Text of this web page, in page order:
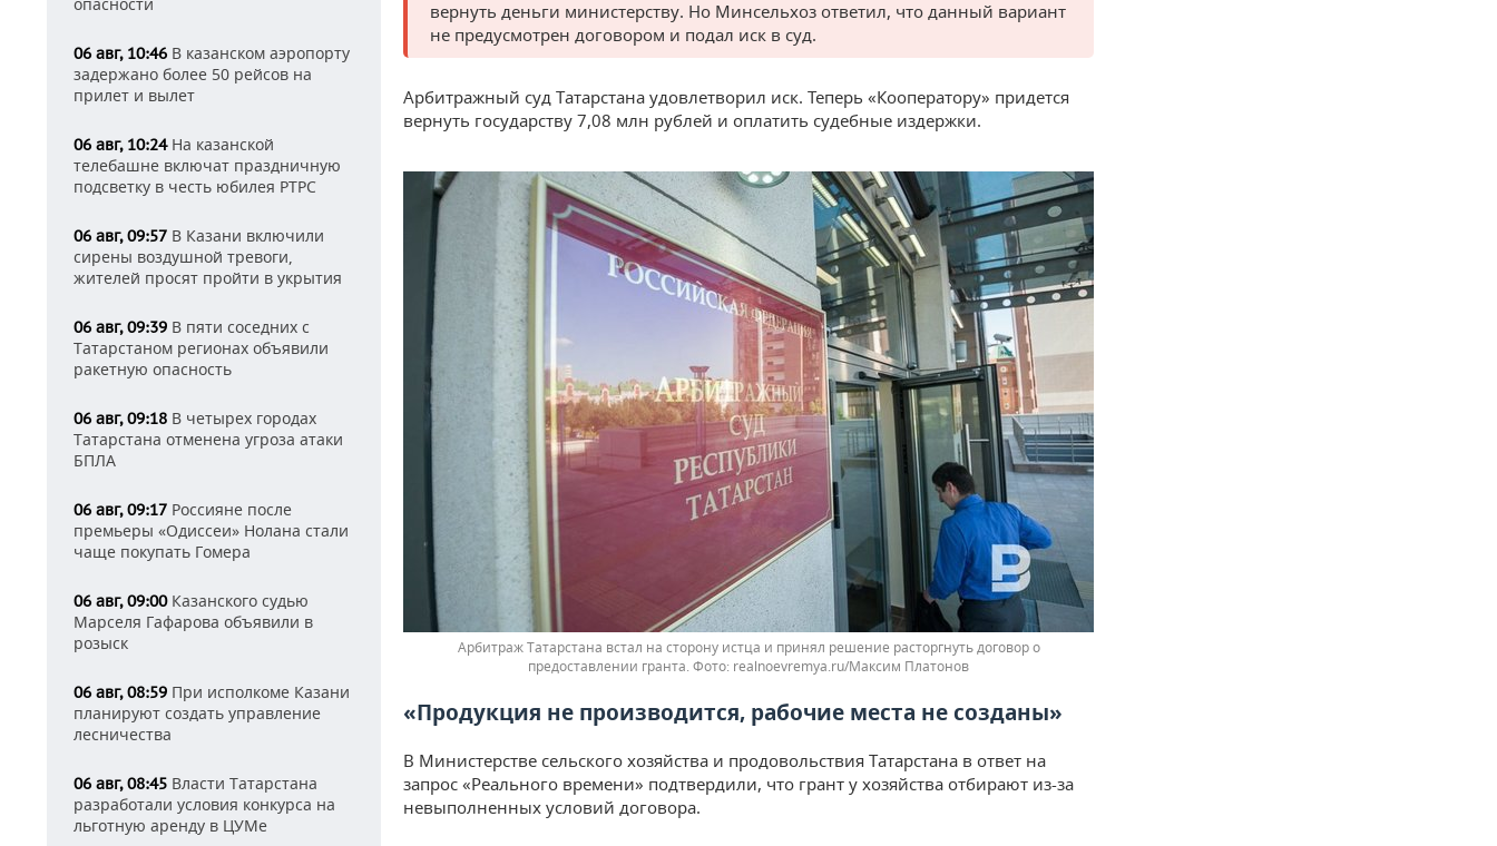
06 авг, 10:46 В казанском аэропорту
задержано более 50 рейсов на
прилет и вылет
06 авг, 10:24На казанской
телебашне включат праздничную
подсветку в честь юбилея РТРС
06 авг, 09:57 В Казани включили
сирены воздушной тревоги,
жителей просят пройти в укрытия
06 авг, 09:39 В пяти соседних с
Татарстаном регионах объявили
ракетную опасность
06 авг, 09:18 В четырех городах
Татарстана отменена угроза атаки
БПЛА
06 авг, 09:17 Россияне после
премьеры «Одиссеи» Нолана стали
чаще покупать Гомера
06 авг, 09:00Казанского судью
Марселя Гафарова объявили в
розыск
06 авг, 08:59 При исполкоме Казани
планируют создать управление
лесничества
06 авг, 08:45 Власти Татарстана
разработали условия конкурса на
льготную аренду в ЦУМе
вернуть деньги министерству. Но Минсельхоз ответил, что данный вариант
не предусмотрен договором и подал иск в суд.
Арбитражный суд Татарстана удовлетворил иск. Теперь «Кооператору» придется
вернуть государству 7,08 млн рублей и оплатить судебные издержки.
Арбитраж Татарстана встал на сторону истца и принял решение расторгнуть договор о
предоставлении гранта.
realnoevremya.ru/Максим Платонов
«Продукция не производится, рабочие места не созданы»
В Министерстве сельского хозяйства и продовольствия Татарстана в ответ на
запрос «Реального времени» подтвердили, что грант у хозяйства отбирают из-за
невыполненных условий договора.